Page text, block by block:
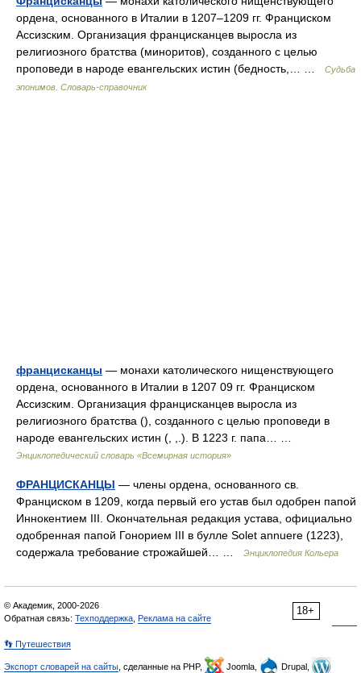
ордена, основанного в Италии в 1207–1209 гг. Франциском
Ассизским. Организация францисканцев выросла из
религиозного братства (миноритов), созданного с целью
проповеди в народе евангельских истин (бедность,… …
Судьба
эпонимов. Словарь-справочник
францисканцы — монахи католического нищенствующего
ордена, основанного в Италии в 1207 09 гг. Франциском
Ассизским. Организация францисканцев выросла из
религиозного братства (), созданного с целью проповеди в
народе евангельских истин (, ,.). В 1223 г. папа… …
Энциклопедический словарь «Всемирная история»
ФРАНЦИСКАНЦЫ — члены ордена, основанного св.
Франциском в 1209, когда первый его устав был одобрен папой
Иннокентием III. Окончательная редакция устава, официально
одобренная папой Гонорием III в булле Solet annuere (1223),
содержала требование строжайшей… …
Энциклопедия Кольера
18+
© Академик, 2000-2026
Обратная связь: Техподдержка Реклама на сайте
👣 Путешествия
Экспорт словарей на сайты , сделанные на PHP, Joomla, Drupal,